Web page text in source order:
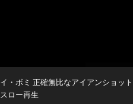
イ・ボミ 正確無比なアイアンショット
スロー再生